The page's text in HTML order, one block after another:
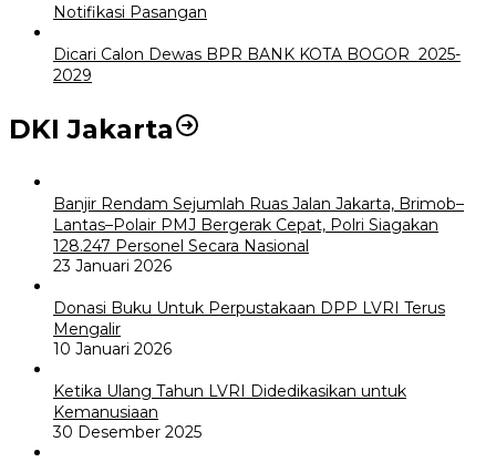
Notifikasi Pasangan
Dicari Calon Dewas BPR BANK KOTA BOGOR 2025-
2029
DKI Jakarta
Banjir Rendam Sejumlah Ruas Jalan Jakarta, Brimob–
Lantas–Polair PMJ Bergerak Cepat, Polri Siagakan
128.247 Personel Secara Nasional
23 Januari 2026
Donasi Buku Untuk Perpustakaan DPP LVRI Terus
Mengalir
10 Januari 2026
Ketika Ulang Tahun LVRI Didedikasikan untuk
Kemanusiaan
30 Desember 2025